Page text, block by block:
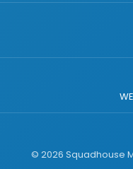
© 2026 Squadhouse